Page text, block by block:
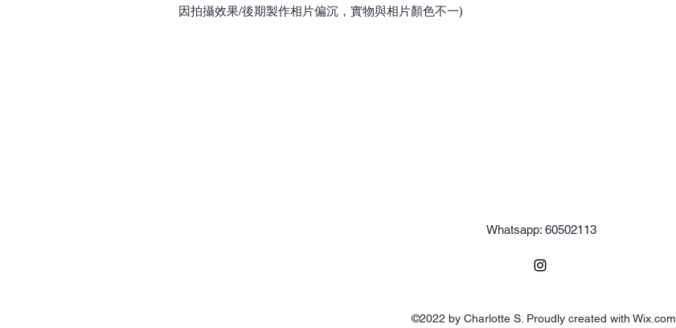
因拍攝效果/後期製作相片偏沉，實物與相片顏色不一)
Whatsapp: 60502113
©2022 by Charlotte S. Proudly created with Wix.com